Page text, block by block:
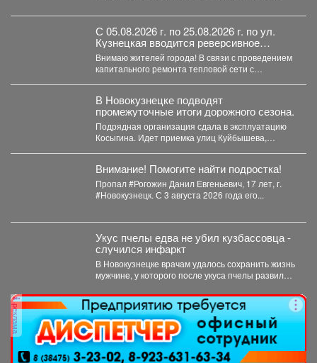
С 05.08.2026 г. по 25.08.2026 г. по ул.
Кузнецкая вводится реверсивное
движения для автотранспорта
Внимаю жителей города! В связи с проведением
капитального ремонта тепловой сети с
В Новокузнецке подводят
промежуточные итоги дорожного сезона.
Подрядная организация сдала в эксплуатацию
Косыгина. Идет приемка улиц Куйбышева,
Внимание! Помогите найти подростка!
Пропал #Рогожин Данил Евгеньевич, 17 лет, г.
#Новокузнецк. С 3 августа 2026 года его...
Укус пчелы едва не убил кузбассовца -
случился инфаркт
В Новокузнецке врачам удалось сохранить жизнь
мужчине, у которого после укуса пчелы развился
реклама